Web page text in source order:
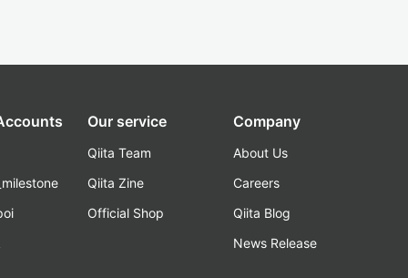
Our service
Qiita Team
Qiita Zine
Official Shop
Company
About Us
Careers
Qiita Blog
News Release